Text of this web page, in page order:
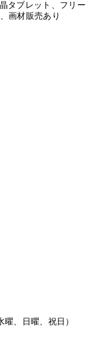
タブレット、フリー
画材販売あり
、日曜、祝日）